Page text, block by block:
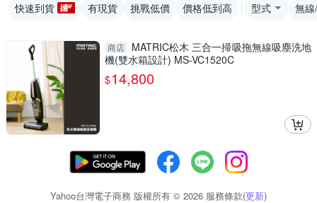
快速到貨 有現貨 挑戰低價 價格低到高 型式 無
商店
MATRIC松木 三合一掃吸拖無線吸塵洗地
機(雙水箱設計) MS-VC1520C
$14,800
Yahoo台灣電子商務 版權所有 © 2026 服務條款(更新)